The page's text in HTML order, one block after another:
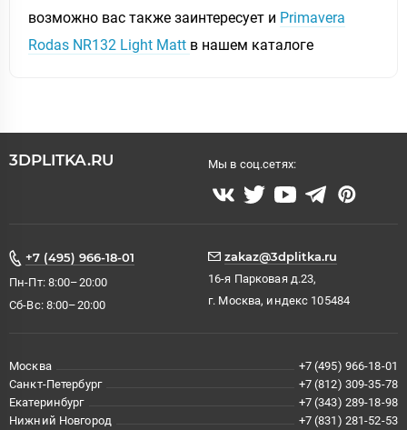
возможно вас также заинтересует и Primavera
Rodas NR132 Light Matt в нашем каталоге
3DPLITKA.RU Мы в соц.сетях:
+7 (495) 966-18-01
Пн-Пт: 8:00–20:00
Сб-Вс: 8:00–20:00
zakaz@3dplitka.ru
16-я Парковая д.23,
г. Москва, индекс 105484
Москва
+7 (495) 966-18-01
Санкт-Петербург
+7 (812) 309-35-78
Екатеринбург
+7 (343) 289-18-98
Нижний Новгород
+7 (831) 281-52-53